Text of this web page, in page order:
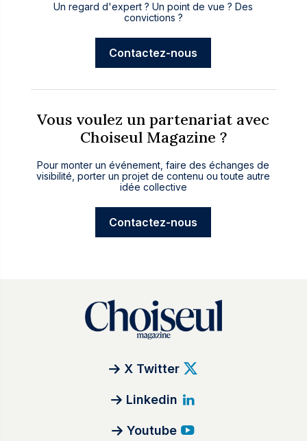
Un regard d'expert ? Un point de vue ? Des
convictions ?
Contactez-nous
Vous voulez un partenariat avec
Choiseul Magazine ?
Pour monter un événement, faire des échanges de
visibilité, porter un projet de contenu ou toute autre
idée collective
Contactez-nous
X Twitter
Linkedin
Youtube